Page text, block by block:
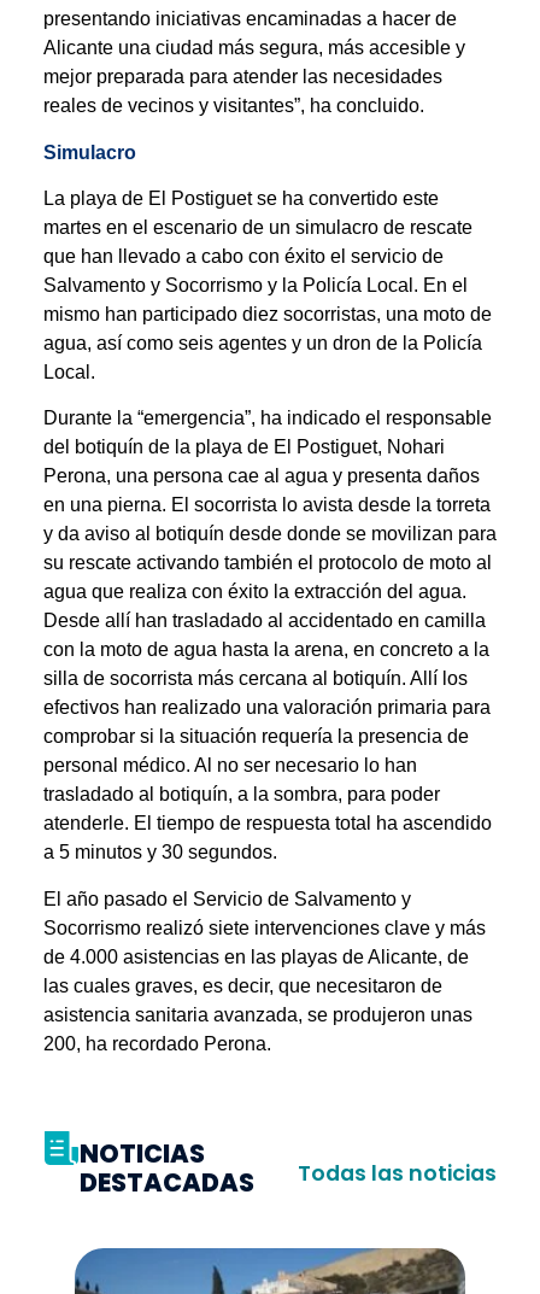
presentando iniciativas encaminadas a hacer de
Alicante una ciudad más segura, más accesible y
mejor preparada para atender las necesidades
reales de vecinos y visitantes”, ha concluido.
Simulacro
La playa de El Postiguet se ha convertido este
martes en el escenario de un simulacro de rescate
que han llevado a cabo con éxito el servicio de
Salvamento y Socorrismo y la Policía Local. En el
mismo han participado diez socorristas, una moto de
agua, así como seis agentes y un dron de la Policía
Local.
Durante la “emergencia”, ha indicado el responsable
del botiquín de la playa de El Postiguet, Nohari
Perona, una persona cae al agua y presenta daños
en una pierna. El socorrista lo avista desde la torreta
y da aviso al botiquín desde donde se movilizan para
su rescate activando también el protocolo de moto al
agua que realiza con éxito la extracción del agua.
Desde allí han trasladado al accidentado en camilla
con la moto de agua hasta la arena, en concreto a la
silla de socorrista más cercana al botiquín. Allí los
efectivos han realizado una valoración primaria para
comprobar si la situación requería la presencia de
personal médico. Al no ser necesario lo han
trasladado al botiquín, a la sombra, para poder
atenderle. El tiempo de respuesta total ha ascendido
a 5 minutos y 30 segundos.
El año pasado el Servicio de Salvamento y
Socorrismo realizó siete intervenciones clave y más
de 4.000 asistencias en las playas de Alicante, de
las cuales graves, es decir, que necesitaron de
asistencia sanitaria avanzada, se produjeron unas
200, ha recordado Perona.
NOTICIAS
DESTACADAS
Todas las noticias